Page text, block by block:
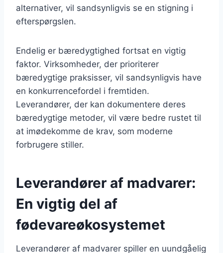
alternativer, vil sandsynligvis se en stigning i
efterspørgslen.
Endelig er bæredygtighed fortsat en vigtig
faktor. Virksomheder, der prioriterer
bæredygtige praksisser, vil sandsynligvis have
en konkurrencefordel i fremtiden.
Leverandører, der kan dokumentere deres
bæredygtige metoder, vil være bedre rustet til
at imødekomme de krav, som moderne
forbrugere stiller.
Leverandører af madvarer:
En vigtig del af
fødevareøkosystemet
Leverandører af madvarer spiller en uundgåelig